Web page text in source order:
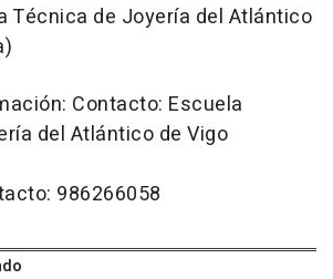
Técnica de Joyería del Atlántico
Contacto: Escuela
del Atlántico de Vigo
986266058